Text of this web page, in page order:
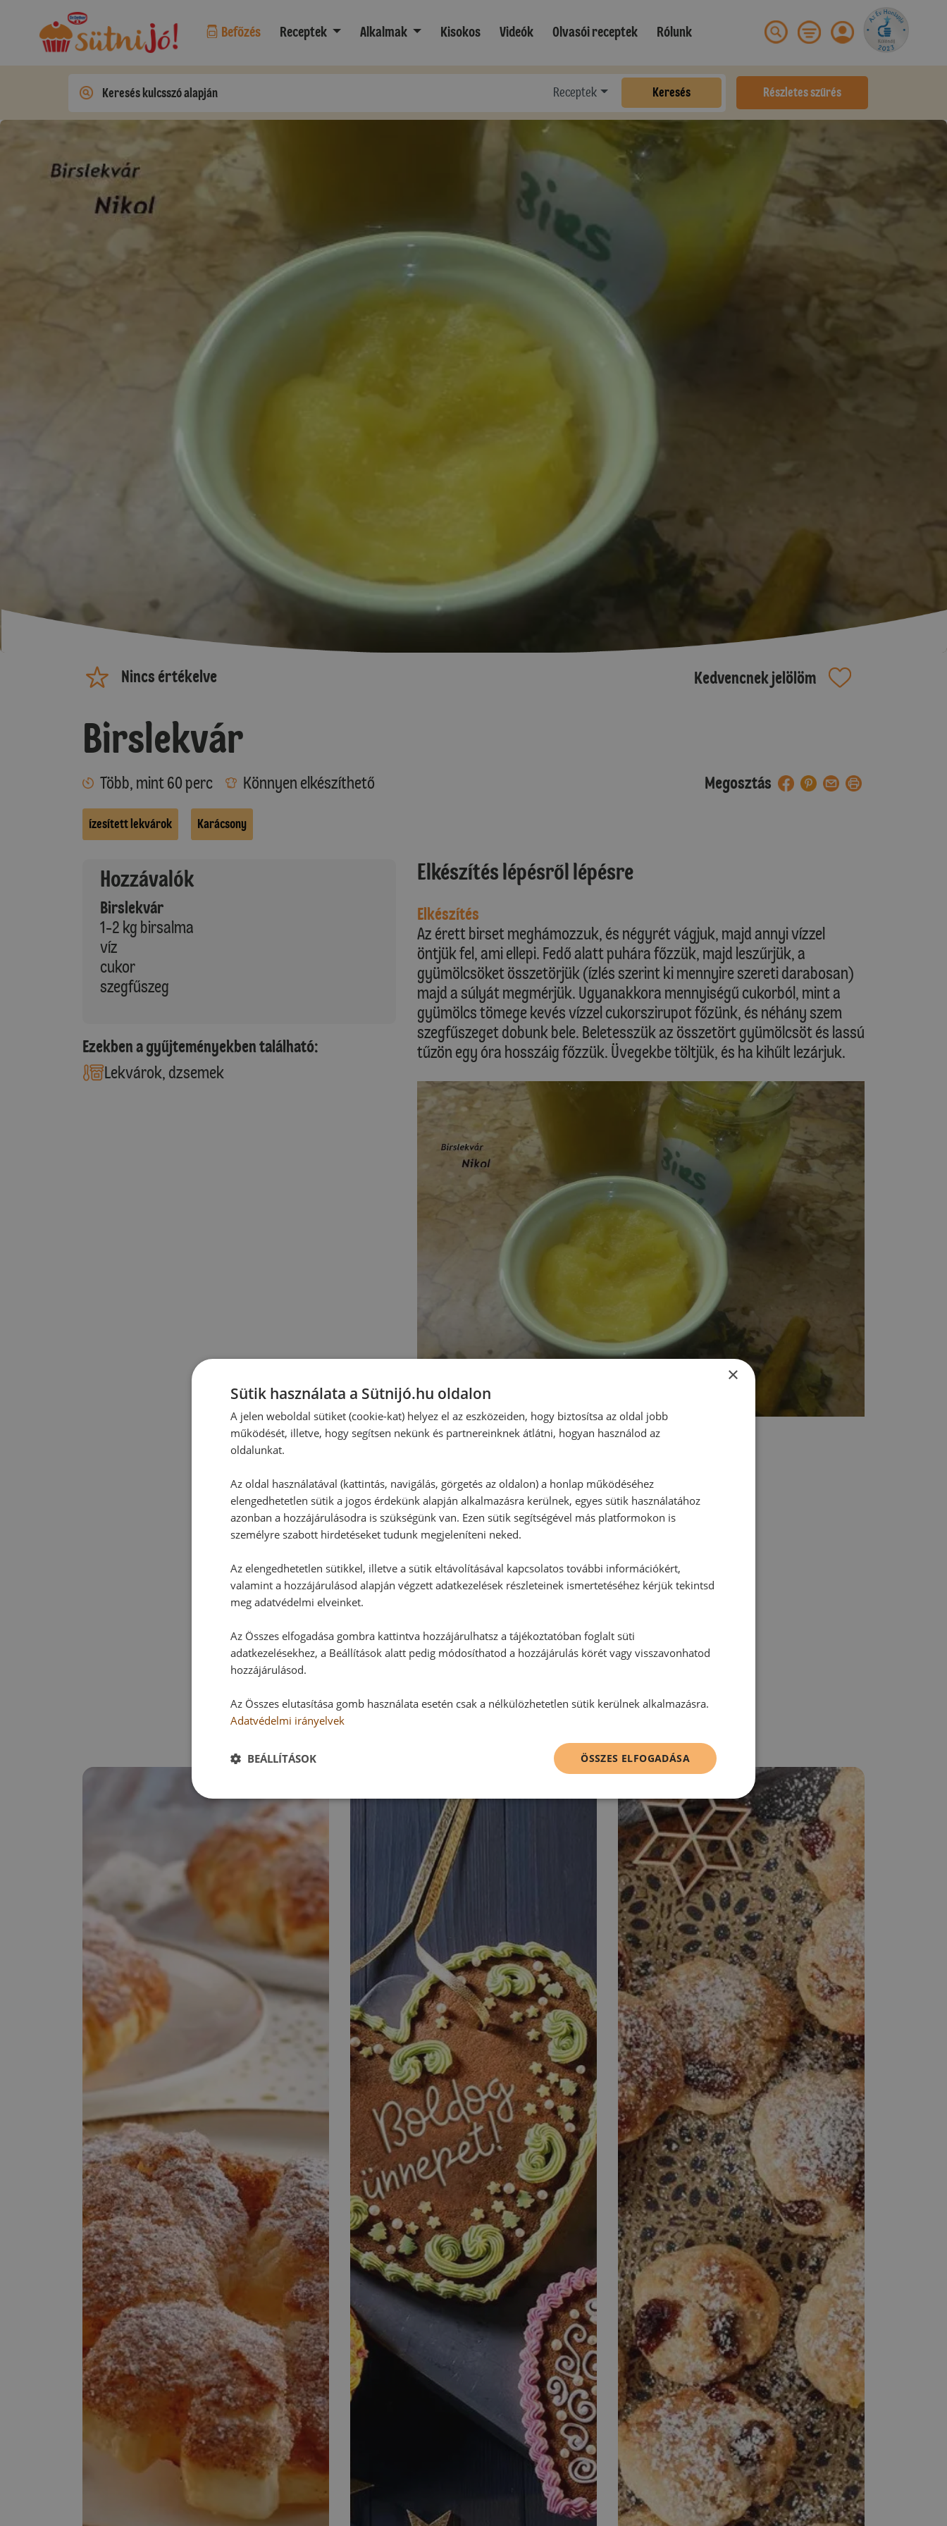
Befőzés Receptek Alkalmak Kisokos Videók Olvasói receptek Rólunk
Receptek Keresés Részletes szűrés
Nincs értékelve Kedvencnek jelölöm
Birslekvár
Több, mint 60 perc Könnyen elkészíthető Megosztás
Ízesített lekvárok Karácsony
Hozzávalók
Birslekvár
1-2 kg birsalma
víz
cukor
szegfűszeg
Ezekben a gyűjteményekben található:
Lekvárok, dzsemek
Elkészítés lépésről lépésre
Elkészítés
Az érett birset meghámozzuk, és négyrét vágjuk, majd annyi vízzel
öntjük fel, ami ellepi. Fedő alatt puhára főzzük, majd leszűrjük, a
gyümölcsöket összetörjük (ízlés szerint ki mennyire szereti darabosan)
majd a súlyát megmérjük. Ugyanakkora mennyiségű cukorból, mint a
gyümölcs tömege kevés vízzel cukorszirupot főzünk, és néhány szem
szegfűszeget dobunk bele. Beletesszük az összetört gyümölcsöt és lassú
tűzön egy óra hosszáig főzzük. Üvegekbe töltjük, és ha kihűlt lezárjuk.
Hozzászólások
Ehhez a recepthez még nem érkezett hozzászólás.
Hozzászólás írása
Vélemény írásához, kérjük,jelentkezz be!
RECEPTAJÁNLÓ
×
Sütik használata a Sütnijó.hu oldalon
A jelen weboldal sütiket (cookie-kat) helyez el az eszközeiden, hogy biztosítsa az oldal jobb
működését, illetve, hogy segítsen nekünk és partnereinknek átlátni, hogyan használod az
oldalunkat.
Az oldal használatával (kattintás, navigálás, görgetés az oldalon) a honlap működéséhez
elengedhetetlen sütik a jogos érdekünk alapján alkalmazásra kerülnek, egyes sütik használatához
azonban a hozzájárulásodra is szükségünk van. Ezen sütik segítségével más platformokon is
személyre szabott hirdetéseket tudunk megjeleníteni neked.
Az elengedhetetlen sütikkel, illetve a sütik eltávolításával kapcsolatos további információkért,
valamint a hozzájárulásod alapján végzett adatkezelések részleteinek ismertetéséhez kérjük tekintsd
meg adatvédelmi elveinket.
Az Összes elfogadása gombra kattintva hozzájárulhatsz a tájékoztatóban foglalt süti
adatkezelésekhez, a Beállítások alatt pedig módosíthatod a hozzájárulás körét vagy visszavonhatod
hozzájárulásod.
Az Összes elutasítása gomb használata esetén csak a nélkülözhetetlen sütik kerülnek alkalmazásra.
Adatvédelmi irányelvek
ÖSSZES ELFOGADÁSA
BEÁLLÍTÁSOK